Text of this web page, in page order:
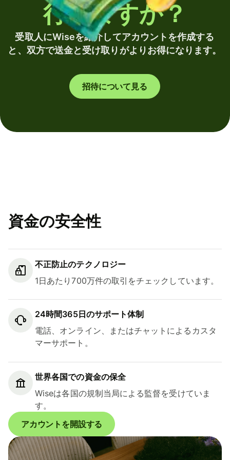
行いますか？
受取人にWiseを紹介してアカウントを作成する
と、双方で送金と受け取りがよりお得になります。
招待について見る
資金の安全性
不正防止のテクノロジー
1日あたり700万件の取引をチェックしています。
24時間365日のサポート体制
電話、オンライン、またはチャットによるカスタ
マーサポート。
世界各国での資金の保全
Wiseは各国の規制当局による監督を受けていま
す。
アカウントを開設する